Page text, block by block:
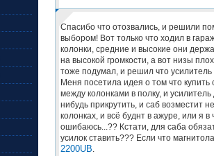
Спасибо что отозвались, и решили
выбором! Вот только что ходил в
колонки, средние и высокие они
на высокой громкости, а вот низы
тоже подумал, и решил что усилитель
Меня посетила идея о том что купить
между колонками в полку, и усилитель
нибудь прикрутить, и саб возместит
колонках, и всё буднт в ажуре, или я в
ошибаюсь...?? Кстати, для саба
усилок ставить??? Если что
2200UB.